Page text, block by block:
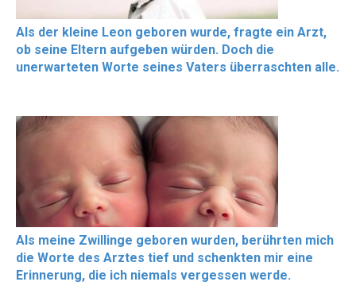
Als der kleine Leon geboren wurde, fragte ein Arzt,
ob seine Eltern aufgeben würden. Doch die
unerwarteten Worte seines Vaters überraschten alle.
Als meine Zwillinge geboren wurden, berührten mich
die Worte des Arztes tief und schenkten mir eine
Erinnerung, die ich niemals vergessen werde.